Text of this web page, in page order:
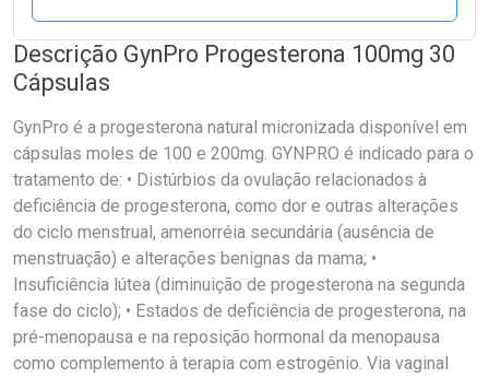
Descrição GynPro Progesterona 100mg 30
Cápsulas
GynPro é a progesterona natural micronizada disponível em
cápsulas moles de 100 e 200mg. GYNPRO é indicado para o
tratamento de: • Distúrbios da ovulação relacionados à
deficiência de progesterona, como dor e outras alterações
do ciclo menstrual, amenorréia secundária (ausência de
menstruação) e alterações benignas da mama; •
Insuficiência lútea (diminuição de progesterona na segunda
fase do ciclo); • Estados de deficiência de progesterona, na
pré-menopausa e na reposição hormonal da menopausa
como complemento à terapia com estrogênio. Via vaginal